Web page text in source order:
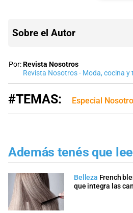
Sobre el Autor
Por:Revista Nosotros
Revista Nosotros - Moda, cocina y
#TEMAS: Especial
Además tenés que
Belleza French
que integra las